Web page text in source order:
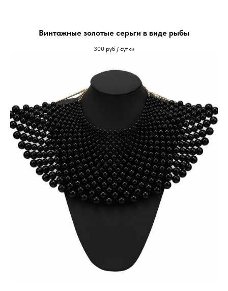
Винтажные золотые серьги в виде рыбы
300 руб / сутки